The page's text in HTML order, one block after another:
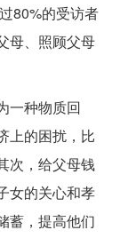
80%的受访者
母、照顾父母
一种物质回
上的困扰，比
次，给父母钱
女的关心和孝
蓄，提高他们